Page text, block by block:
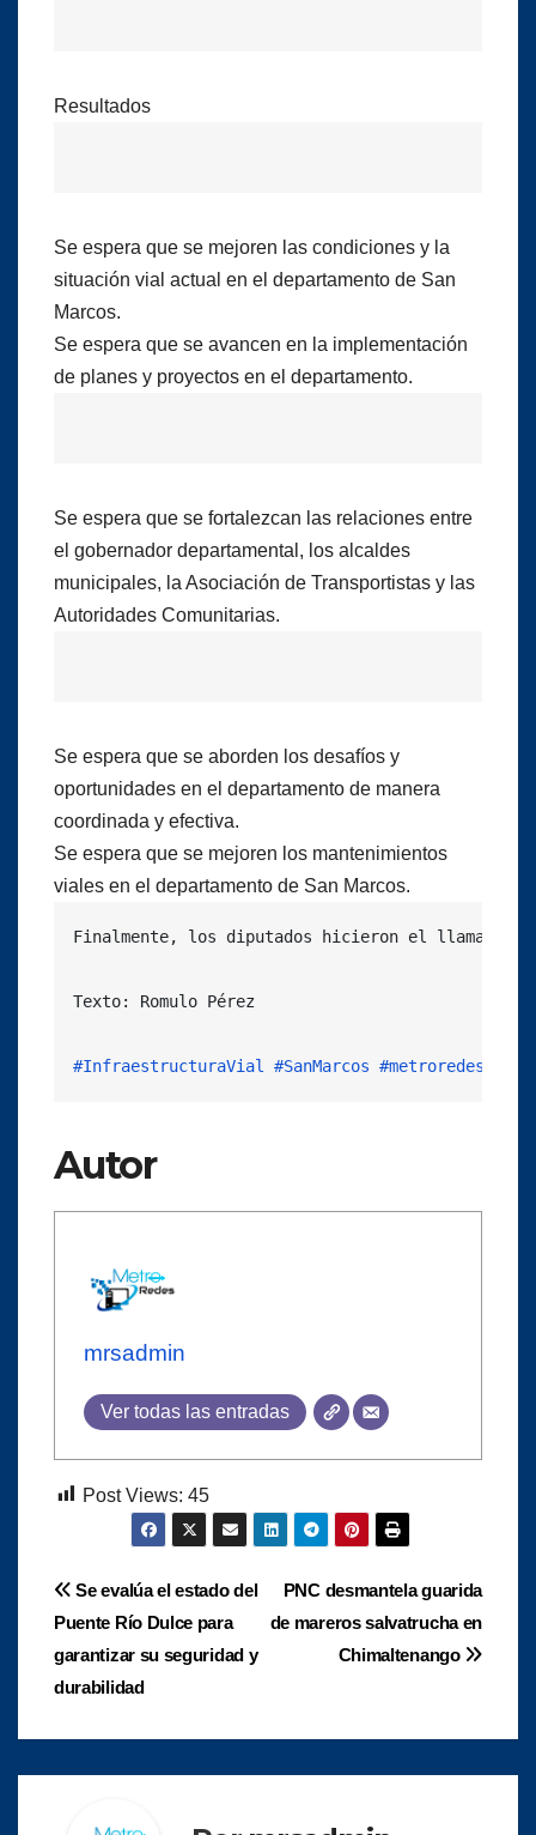
Resultados
Se espera que se mejoren las condiciones y la
situación vial actual en el departamento de San
Marcos.
Se espera que se avancen en la implementación
de planes y proyectos en el departamento.
Se espera que se fortalezcan las relaciones entre
el gobernador departamental, los alcaldes
municipales, la Asociación de Transportistas y las
Autoridades Comunitarias.
Se espera que se aborden los desafíos y
oportunidades en el departamento de manera
coordinada y efectiva.
Se espera que se mejoren los mantenimientos
viales en el departamento de San Marcos.
Finalmente, los diputados hicieron el llamado
Texto: Romulo Pérez
#InfraestructuraVial #SanMarcos #metroredes
Autor
mrsadmin
Ver todas las entradas
Post Views: 45
Navegación
de
entradas
PNC desmantela guarida
de mareros salvatrucha en
Chimaltenango
Se evalúa el estado del
Puente Río Dulce para
garantizar su seguridad y
durabilidad